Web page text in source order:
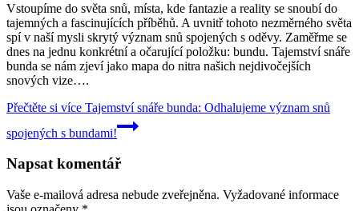
Vstoupíme do světa snů, místa, kde fantazie a reality se snoubí do
tajemných a fascinujících příběhů. A uvnitř tohoto nezměrného světa
spí v naší mysli skrytý význam snů spojených s oděvy. Zaměřme se
dnes na jednu konkrétní a očarující položku: bundu. Tajemství snáře
bunda se nám zjeví jako mapa do nitra našich nejdivočejších
snových vize….
Přečtěte si více Tajemství snáře bunda: Odhalujeme význam snů
spojených s bundami!
Napsat komentář
Vaše e-mailová adresa nebude zveřejněna. Vyžadované informace